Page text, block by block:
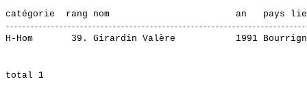
H-Hom       39. Girardin Valère